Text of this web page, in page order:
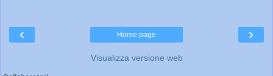
‹ ›
Home page
Visualizza versione web